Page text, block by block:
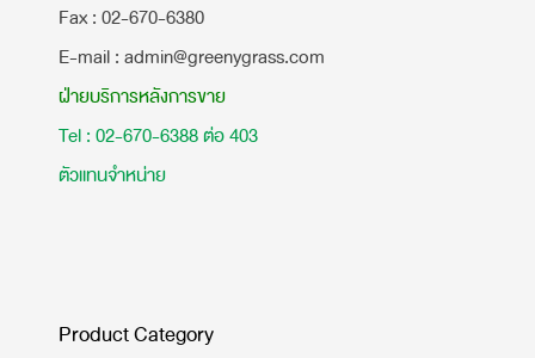
​Fax : 02-670-6380
E-mail : admin@greenygrass.com
ฝ่ายบริการหลังการขาย
Tel : 02-670-6388 ต่อ 403
ตัวแทนจำหน่าย
Product Category